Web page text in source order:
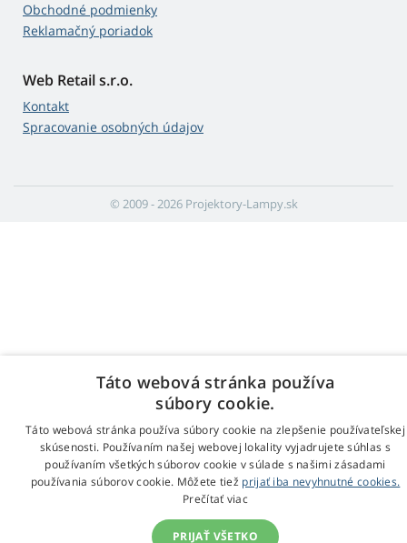
Obchodné podmienky
Reklamačný poriadok
Web Retail s.r.o.
Kontakt
Spracovanie osobných údajov
© 2009 - 2026 Projektory-Lampy.sk
Táto webová stránka používa
súbory cookie.
Táto webová stránka používa súbory cookie na zlepšenie používateľskej
skúsenosti. Používaním našej webovej lokality vyjadrujete súhlas s
používaním všetkých súborov cookie v súlade s našimi zásadami
používania súborov cookie. Môžete tiež prijať iba nevyhnutné cookies.
Prečítať viac
PRIJAŤ VŠETKO